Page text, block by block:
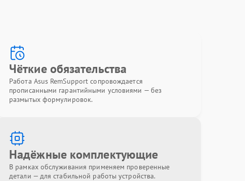
Чёткие обязательства
Работа Asus RemSupport сопровождается
прописанными гарантийными условиями — без
размытых формулировок.
Надёжные комплектующие
В рамках обслуживания применяем проверенные
детали — для стабильной работы устройства.